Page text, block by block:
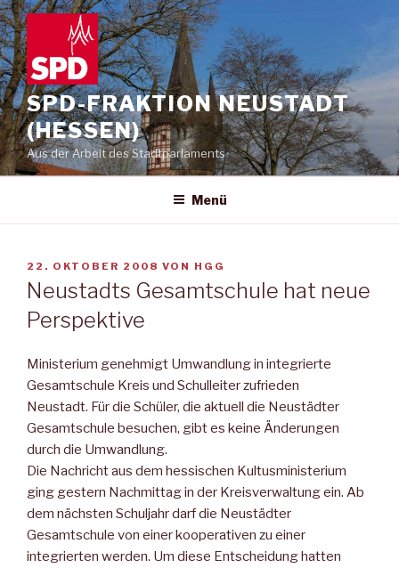
Zum
Inhalt
springen
SPD-FRAKTION NEUSTADT
(HESSEN)
Aus der Arbeit des Stadtparlaments
Menü
VERÖFFENTLICHT
AM
22. OKTOBER 2008 VON HGG
Neustadts Gesamtschule hat neue
Perspektive
Ministerium genehmigt Umwandlung in integrierte
Gesamtschule Kreis und Schulleiter zufrieden
Neustadt. Für die Schüler, die aktuell die Neustädter
Gesamtschule besuchen, gibt es keine Änderungen
durch die Umwandlung.
Die Nachricht aus dem hessischen Kultusministerium
ging gestern Nachmittag in der Kreisverwaltung ein. Ab
dem nächsten Schuljahr darf die Neustädter
Gesamtschule von einer kooperativen zu einer
integrierten werden. Um diese Entscheidung hatten